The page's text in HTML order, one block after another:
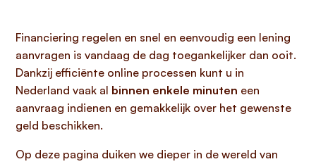
Financiering regelen en snel en eenvoudig een lening
aanvragen is vandaag de dag toegankelijker dan ooit.
Dankzij efficiënte online processen kunt u in
Nederland vaak al binnen enkele minuten een
aanvraag indienen en gemakkelijk over het gewenste
geld beschikken.
Op deze pagina duiken we dieper in de wereld van